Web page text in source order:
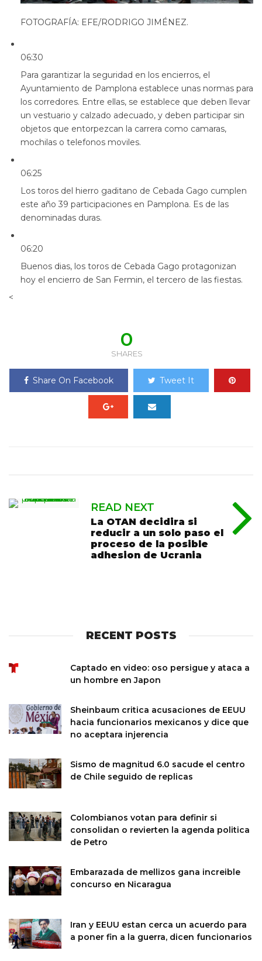
FOTOGRAFÍA: EFE/RODRIGO JIMÉNEZ.
06:30
Para garantizar la seguridad en los encierros, el
Ayuntamiento de Pamplona establece unas normas para
los corredores. Entre ellas, se establece que deben llevar
un vestuario y calzado adecuado, y deben participar sin
objetos que entorpezcan la carrera como camaras,
mochilas o telefonos moviles.
06:25
Los toros del hierro gaditano de Cebada Gago cumplen
este año 39 participaciones en Pamplona. Es de las
denominadas duras.
06:20
Buenos dias, los toros de Cebada Gago protagonizan
hoy el encierro de San Fermin, el tercero de las fiestas.
<
0
SHARES
Share On Facebook Tweet It
READ NEXT
La OTAN decidira si
reducir a un solo paso el
proceso de la posible
adhesion de Ucrania
RECENT POSTS
Captado en video: oso persigue y ataca a
un hombre en Japon
Sheinbaum critica acusaciones de EEUU
hacia funcionarios mexicanos y dice que
no aceptara injerencia
Sismo de magnitud 6.0 sacude el centro
de Chile seguido de replicas
Colombianos votan para definir si
consolidan o revierten la agenda politica
de Petro
Embarazada de mellizos gana increible
concurso en Nicaragua
Iran y EEUU estan cerca un acuerdo para
a poner fin a la guerra, dicen funcionarios